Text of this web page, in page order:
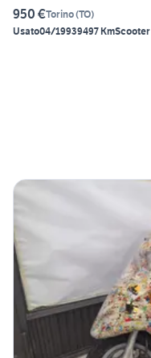
950 €Torino(TO)
Usato04/19939497 KmScooter